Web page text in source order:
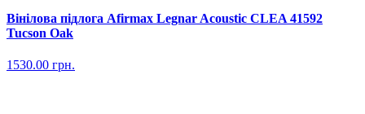
Вінілова підлога Afirmax Legnar Acoustic CLEA 41592
Tucson Oak
1530.00 грн.